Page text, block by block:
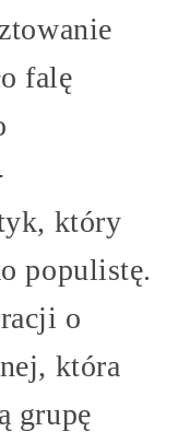
falę
który
populistę.
o
która
grupę